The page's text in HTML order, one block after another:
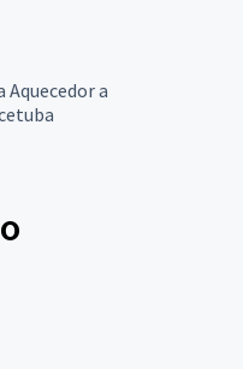
Aquecedor a